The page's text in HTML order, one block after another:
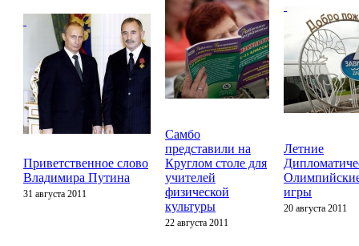
Приветственное слово
Владимира Путина
31 августа 2011
Самбо
представили на
Круглом столе для
учителей
физической
культуры
22 августа 2011
Летние
игры
20 августа 2011